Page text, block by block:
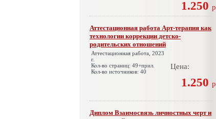
1.250 р
Аттестационная работа Арт-терапия как
технологии коррекции детско-
родительских отношений
Аттестационная работа, 2023
г.
Кол-во страниц: 49+прил.
Кол-во источников: 40
Цена:
1.250 р
Диплом Взаимосвязь личностных черт и